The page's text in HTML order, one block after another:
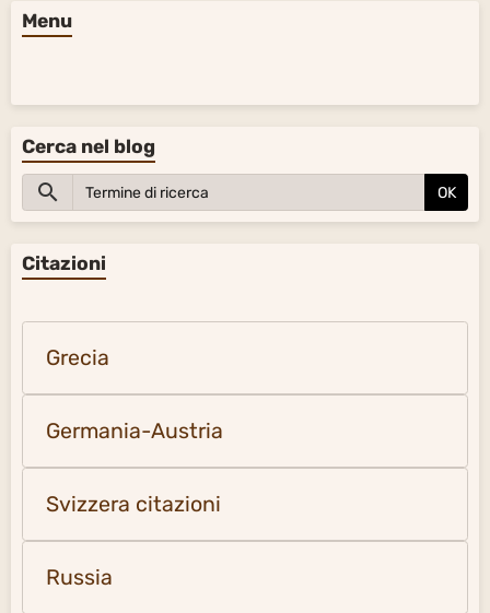
Menu
Cerca nel blog
OK
Citazioni
Grecia
Germania-Austria
Svizzera citazioni
Russia